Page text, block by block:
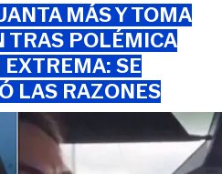
MÁS Y TOMA
TRAS POLÉMICA
SE
LAS RAZONES